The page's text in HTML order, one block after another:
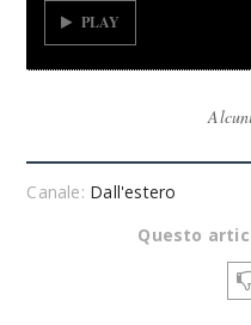
PLAY
Canale: Dall'estero
Questo